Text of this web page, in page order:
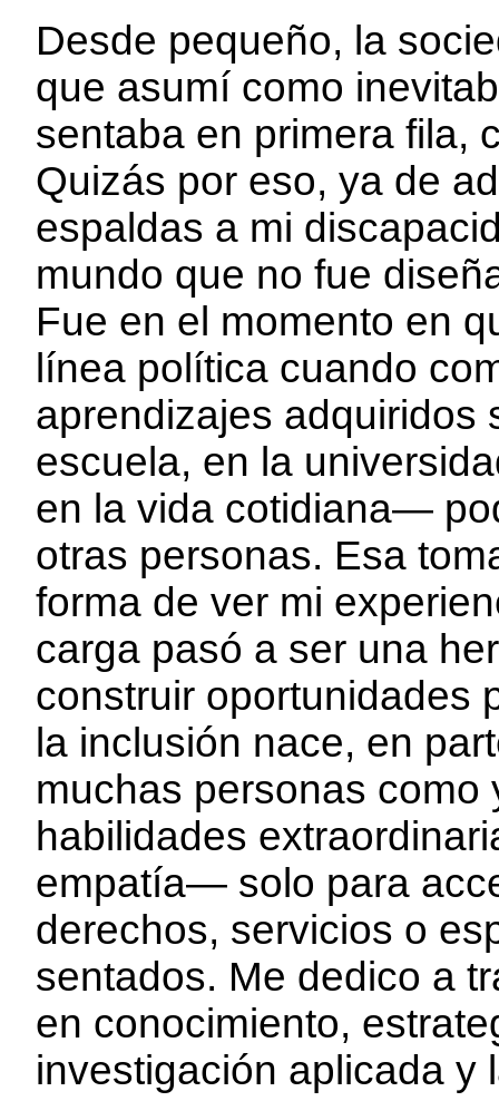
Desde pequeño, la
que asumí como
sentaba en primera fila,
Quizás por eso, ya de
espaldas a mi
mundo que no fue
Fue en el momento en
línea política cuando
aprendizajes
escuela, en la
en la vida cotidiana—
otras personas. Esa
forma de ver mi
carga pasó a ser una
construir oportunidades
la inclusión nace, en
muchas personas como
habilidades
empatía— solo para
derechos, servicios o
sentados. Me dedico a
en conocimiento,
investigación aplicada y